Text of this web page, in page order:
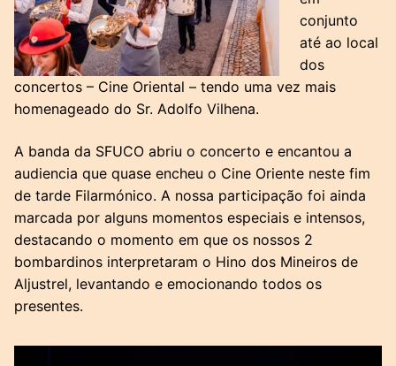
conjunto
até ao local
dos
concertos – Cine Oriental – tendo uma vez mais
homenageado do Sr. Adolfo Vilhena.
A banda da SFUCO abriu o concerto e encantou a
audiencia que quase encheu o Cine Oriente neste fim
de tarde Filarmónico. A nossa participação foi ainda
marcada por alguns momentos especiais e intensos,
destacando o momento em que os nossos 2
bombardinos interpretaram o Hino dos Mineiros de
Aljustrel, levantando e emocionando todos os
presentes.